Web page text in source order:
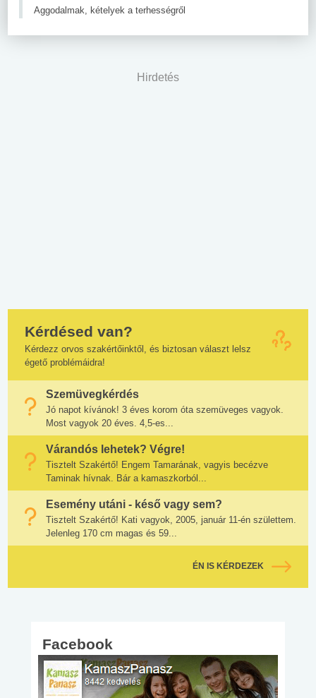
Aggodalmak, kételyek a terhességről
Hirdetés
Kérdésed van?
Kérdezz orvos szakértőinktől, és biztosan választ lelsz
égető problémáidra!
Szemüvegkérdés
Jó napot kívánok! 3 éves korom óta szemüveges vagyok.
Most vagyok 20 éves. 4,5-es...
Várandós lehetek? Végre!
Tisztelt Szakértő! Engem Tamarának, vagyis becézve
Taminak hívnak. Bár a kamaszkorból...
Esemény utáni - késő vagy sem?
Tisztelt Szakértő! Kati vagyok, 2005, január 11-én születtem.
Jelenleg 170 cm magas és 59...
ÉN IS KÉRDEZEK
Facebook